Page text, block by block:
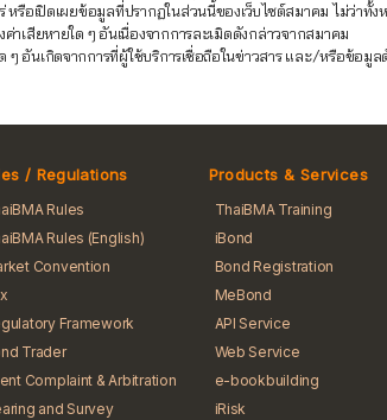
หรือเปิดเผยข้อมูลที่ปรากฏในส่วนนี้ของเว็บไซต์สมาคม ไม่
าเสียหายใด ๆ อันเนื่องจากการละเมิดดังกล่าวจากสมาคม
อันเกิดจากการที่ผู้ใช้บริการเชื่อถือในข่าวสาร และ/หรือข้อมูล
/ Regulations
Rules
Rules (English)
Convention
Framework
Trader
Complaint & Arbitration
and Survey
Products & Services
ThaiBMA Training
iBond
Bond Registration
MeBond
API Service
Web Service
e-bookbuilding
iRisk